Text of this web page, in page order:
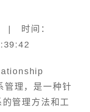
| 时间：
管理，是一种针
管理方法和工